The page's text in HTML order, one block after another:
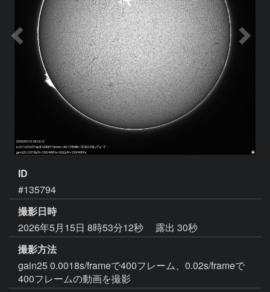
ID
#135794
撮影日時
2026年5月15日 8時53分12秒
露出 30秒
撮影方法
gain25 0.0018s/frameで400フレーム、0.02s/frameで
400フレームの動画を撮影